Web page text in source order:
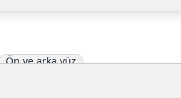
Ön ve arka yüz